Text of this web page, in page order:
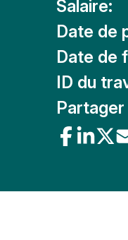
Salaire:
Date de
Date de
ID du